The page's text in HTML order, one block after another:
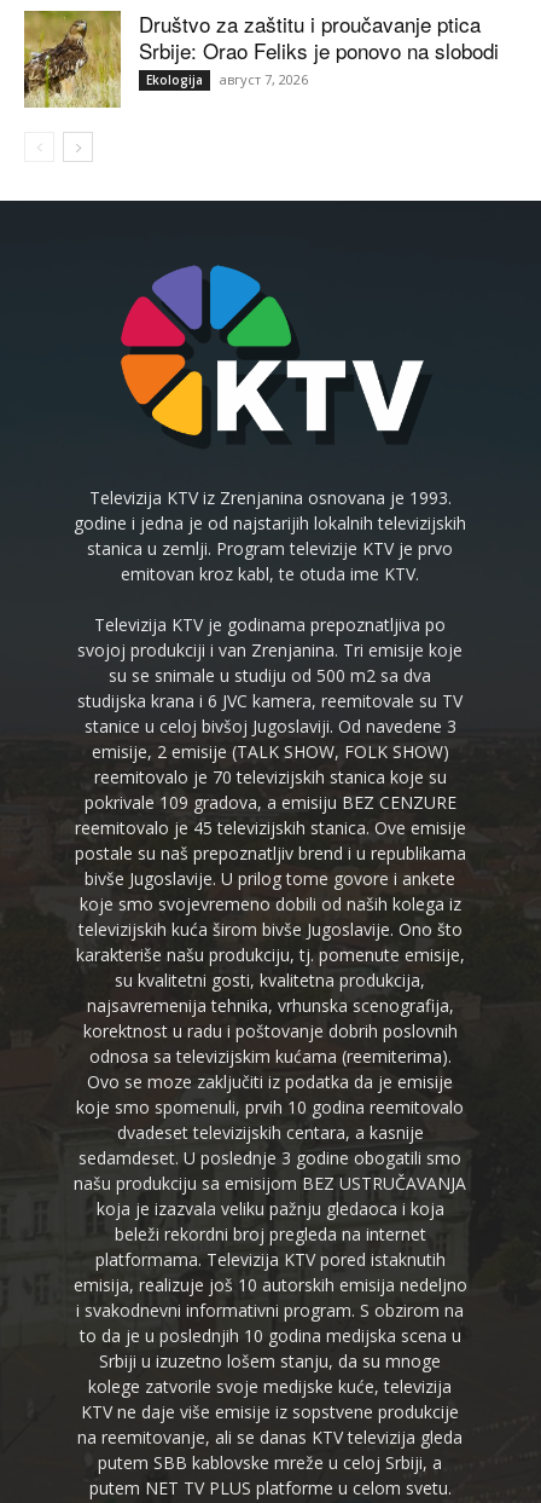
Društvo za zaštitu i proučavanje ptica
Srbije: Orao Feliks je ponovo na slobodi
Ekologija август 7, 2026
Televizija KTV iz Zrenjanina osnovana je 1993.
godine i jedna je od najstarijih lokalnih televizijskih
stanica u zemlji. Program televizije KTV je prvo
emitovan kroz kabl, te otuda ime KTV.
Televizija KTV je godinama prepoznatljiva po
svojoj produkciji i van Zrenjanina. Tri emisije koje
su se snimale u studiju od 500 m2 sa dva
studijska krana i 6 JVC kamera, reemitovale su TV
stanice u celoj bivšoj Jugoslaviji. Od navedene 3
emisije, 2 emisije (TALK SHOW, FOLK SHOW)
reemitovalo je 70 televizijskih stanica koje su
pokrivale 109 gradova, a emisiju BEZ CENZURE
reemitovalo je 45 televizijskih stanica. Ove emisije
postale su naš prepoznatljiv brend i u republikama
bivše Jugoslavije. U prilog tome govore i ankete
koje smo svojevremeno dobili od naših kolega iz
televizijskih kuća širom bivše Jugoslavije. Ono što
karakteriše našu produkciju, tj. pomenute emisije,
su kvalitetni gosti, kvalitetna produkcija,
najsavremenija tehnika, vrhunska scenografija,
korektnost u radu i poštovanje dobrih poslovnih
odnosa sa televizijskim kućama (reemiterima).
Ovo se moze zaključiti iz podatka da je emisije
koje smo spomenuli, prvih 10 godina reemitovalo
dvadeset televizijskih centara, a kasnije
sedamdeset. U poslednje 3 godine obogatili smo
našu produkciju sa emisijom BEZ USTRUČAVANJA
koja je izazvala veliku pažnju gledaoca i koja
beleži rekordni broj pregleda na internet
platformama. Televizija KTV pored istaknutih
emisija, realizuje još 10 autorskih emisija nedeljno
i svakodnevni informativni program. S obzirom na
to da je u poslednjih 10 godina medijska scena u
Srbiji u izuzetno lošem stanju, da su mnoge
kolege zatvorile svoje medijske kuće, televizija
KTV ne daje više emisije iz sopstvene produkcije
na reemitovanje, ali se danas KTV televizija gleda
putem SBB kablovske mreže u celoj Srbiji, a
putem NET TV PLUS platforme u celom svetu.